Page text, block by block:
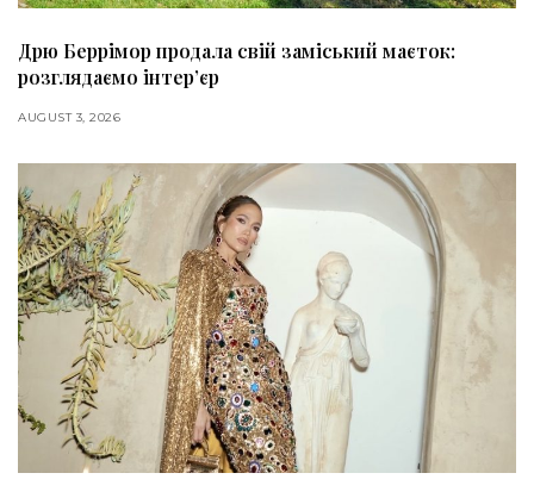
Дрю Беррімор продала свій заміський маєток:
розглядаємо інтер’єр
AUGUST 3, 2026